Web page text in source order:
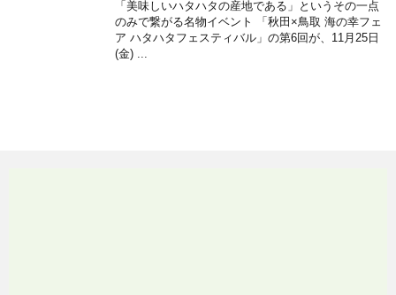
「美味しいハタハタの産地である」というその一点
のみで繋がる名物イベント 「秋田×鳥取 海の幸フェ
ア ハタハタフェスティバル」の第6回が、11月25日
(金) ...